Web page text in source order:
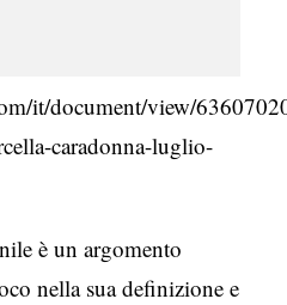
it/document/view/
caradonna-luglio-
è un argomento
nella sua definizione e